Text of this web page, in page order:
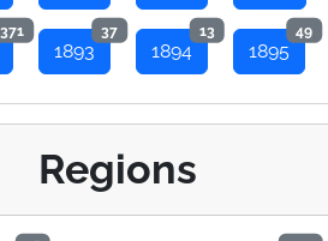
371
1893
37
1894
13
1895
49
Regions